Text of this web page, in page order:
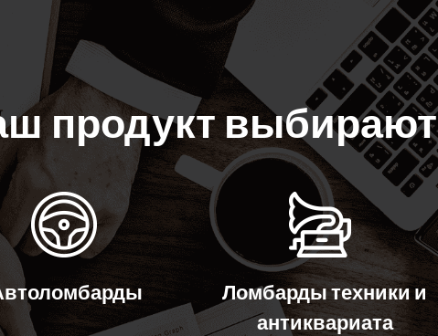
продукт выбирают
Ломбарды техники и
антиквариата